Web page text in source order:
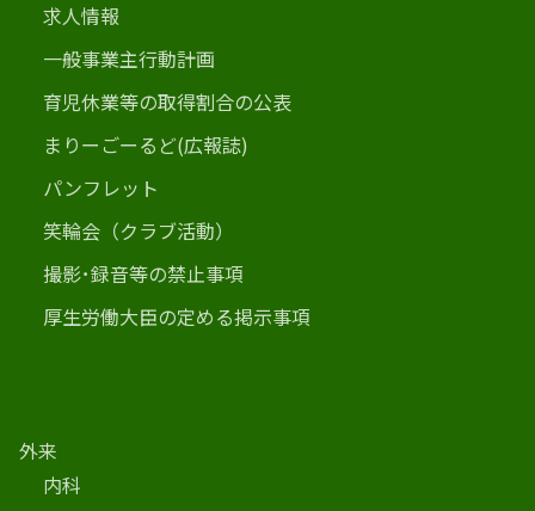
求人情報
一般事業主行動計画
育児休業等の取得割合の公表
まりーごーるど(広報誌)
パンフレット
笑輪会（クラブ活動）
撮影･録音等の禁止事項
厚生労働大臣の定める掲示事項
外来
内科